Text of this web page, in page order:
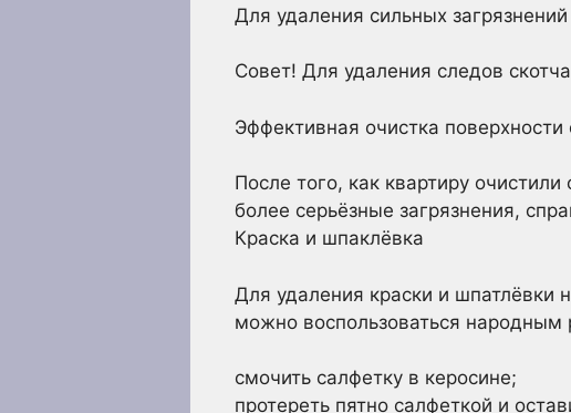
Для удаления сильных
Совет! Для удаления следов
Эффективная очистка поверхности
После того, как квартиру
более серьёзные загрязнения,
Краска и шпаклёвка
Для удаления краски и
можно воспользоваться народным
смочить салфетку в керосине;
протереть пятно салфеткой и